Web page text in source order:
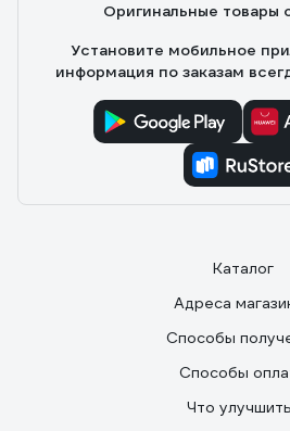
Оригинальные товары
Установите мобильное
информация по заказам
Каталог
Адреса
Способы
Способы
Что